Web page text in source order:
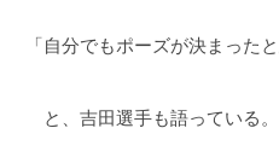
「自分でもポーズが決まった
と、吉田選手も語っている。